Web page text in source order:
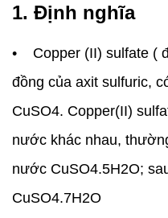
1. Định nghĩa
• Copper (II) sulfate (
đồng của axit sulfuric,
CuSO4. Copper(II)
nước khác nhau,
nước CuSO4.5H2O;
CuSO4.7H2O